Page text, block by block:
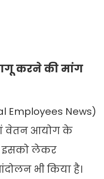
करने की मांग
Employees News)
वेतन आयोग के
इसको लेकर
भी किया है।